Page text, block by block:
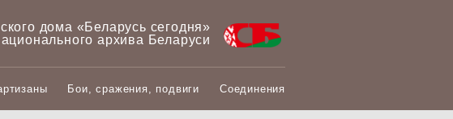
дома «‎Беларусь сегодня»
архива Беларуси
Бои, сражения, подвиги Соединения